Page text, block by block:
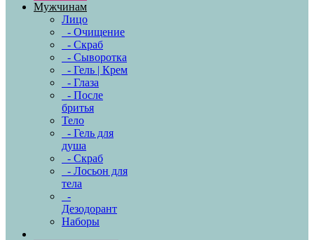
Мужчинам
Лицо
- Очищение
- Скраб
- Сыворотка
- Гель | Крем
- Глаза
- После
бритья
Тело
- Гель для
душа
- Скраб
- Лосьон для
тела
-
Дезодорант
Наборы